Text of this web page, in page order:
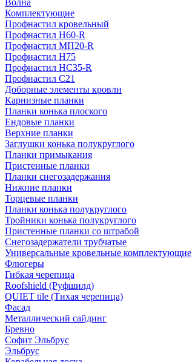
Волна
Комплектующие
Профнастил кровельный
Профнастил Н60-R
Профнастил МП20-R
Профнастил Н75
Профнастил НС35-R
Профнастил С21
Доборные элементы кровли
Карнизные планки
Планки конька плоского
Ендовые планки
Верхние планки
Заглушки конька полукруглого
Планки примыкания
Пристенные планки
Планки снегозадержания
Нижние планки
Торцевые планки
Планки конька полукруглого
Тройники конька полукруглого
Пристенные планки со штрабой
Снегозадержатели трубчатые
Универсальные кровельные комплектующие
Флюгеры
Гибкая черепица
Roofshield (Руфшилд)
QUIET tile (Тихая черепица)
Фасад
Металлический сайдинг
Бревно
Софит Эльбрус
Эльбрус